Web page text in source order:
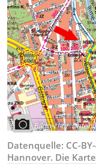
Bildrechte:
Datenquelle: CC-
Hannover. Die